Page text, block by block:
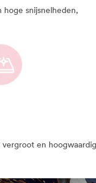
snijsnelheden,
en